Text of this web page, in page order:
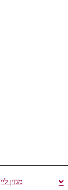
מגזין